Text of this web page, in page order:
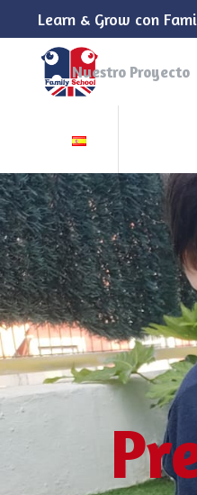
Learn & Grow con
Nuestro Proyecto